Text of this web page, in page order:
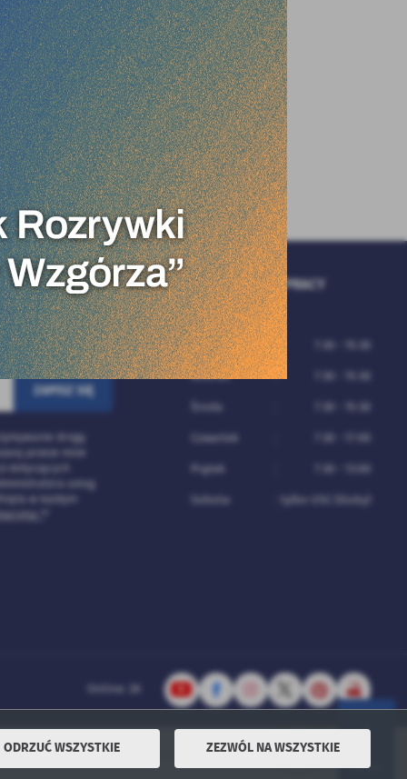
ODRZUĆ WSZYSTKIE ZEZWÓL NA WSZYSTKIE
i otrzymuj
adres e-mail
*
GODZINY PRACY
URZĘDU
Poniedziałek
Wtorek
DO GÓRY